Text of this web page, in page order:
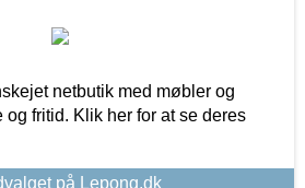
netbutik med møbler og
og fritid. Klik her for at se deres
på Lepong.dk